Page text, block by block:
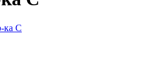
ка С